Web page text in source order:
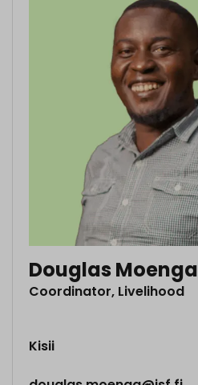
Douglas Moenga
Coordinator, Livelihood
Kisii